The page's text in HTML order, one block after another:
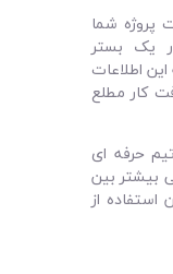
پروژه شما
یک بستر
اطلاعات
کار مطلع
حرفه ای
بیشتر بین
از